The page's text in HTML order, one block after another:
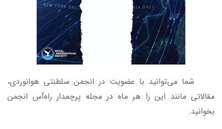
شما می‌توانید با عضویت در انجمن سلطنتی هوانوردی،
مقالاتی مانند این را هر ماه در مجله پرچمدار راه‌آس انجمن
بخوانید.